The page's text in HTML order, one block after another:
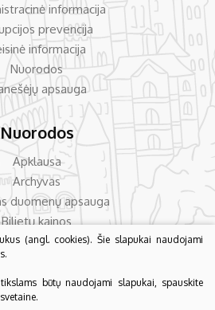
informacija
prevencija
informacija
Nuorodos
apsauga
Nuorodos
Apklausa
Archyvas
duomenų apsauga
Bilietų kainos
užduodami klausimai
su visuomene
(angl. cookies). Šie slapukai naudojami
būtų naudojami slapukai, spauskite